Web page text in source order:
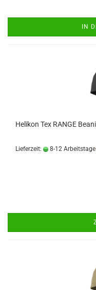
IN
Helikon Tex RANGE
Lieferzeit: 8-12 Arbeitstage